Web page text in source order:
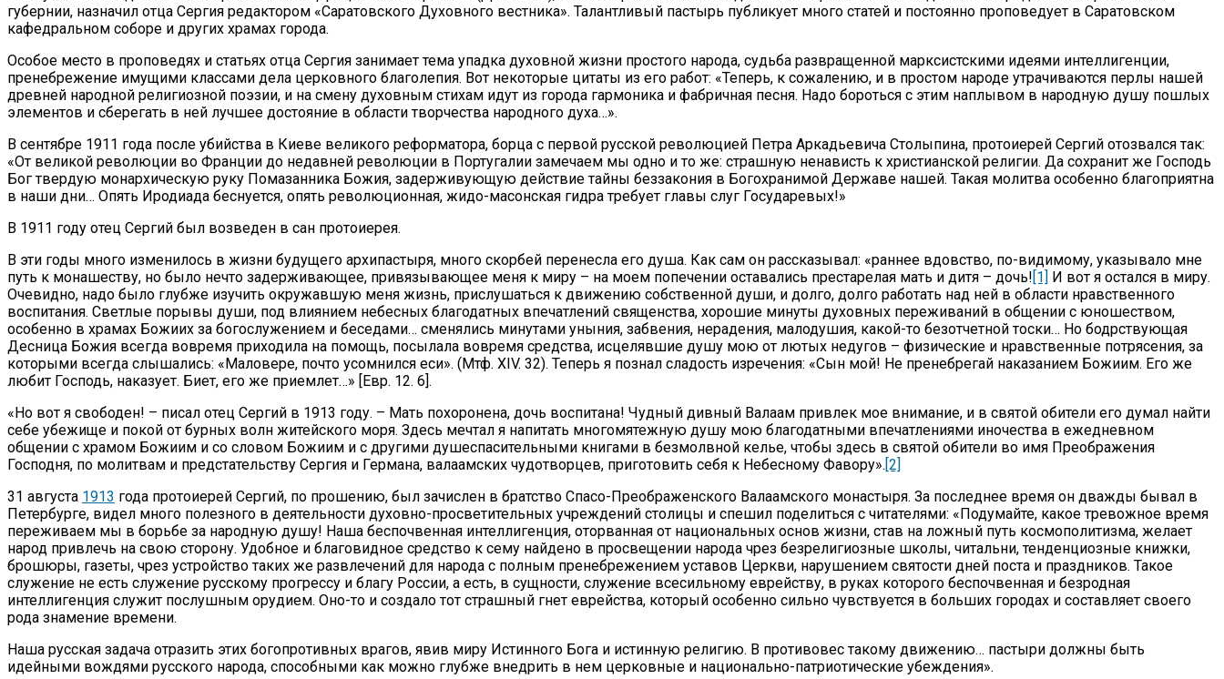
губернии, назначил отца Сергия редактором «Саратовского Духовного вестника». Талантливый пастырь публикует много статей и постоянно проповедует в Саратовском
кафедральном соборе и других храмах города.
Особое место в проповедях и статьях отца Сергия занимает тема упадка духовной жизни простого народа, судьба развращенной марксистскими идеями интеллигенции,
пренебрежение имущими классами дела церковного благолепия. Вот некоторые цитаты из его работ: «Теперь, к сожалению, и в простом народе утрачиваются перлы нашей
древней народной религиозной поэзии, и на смену духовным стихам идут из города гармоника и фабричная песня. Надо бороться с этим наплывом в народную душу пошлых
элементов и сберегать в ней лучшее достояние в области творчества народного духа…».
В сентябре 1911 года после убийства в Киеве великого реформатора, борца с первой русской революцией Петра Аркадьевича Столыпина, протоиерей Сергий отозвался так:
«От великой революции во Франции до недавней революции в Португалии замечаем мы одно и то же: страшную ненависть к христианской религии. Да сохранит же Господь
Бог твердую монархическую руку Помазанника Божия, задерживующую действие тайны беззакония в Богохранимой Державе нашей. Такая молитва особенно благоприятна
в наши дни… Опять Иродиада беснуется, опять революционная, жидо-масонская гидра требует главы слуг Государевых!»
В 1911 году отец Сергий был возведен в сан протоиерея.
В эти годы много изменилось в жизни будущего архипастыря, много скорбей перенесла его душа. Как сам он рассказывал: «раннее вдовство, по-видимому, указывало мне
путь к монашеству, но было нечто задерживающее, привязывающее меня к миру – на моем попечении оставались престарелая мать и дитя – дочь![1] И вот я остался в миру.
Очевидно, надо было глубже изучить окружавшую меня жизнь, прислушаться к движению собственной души, и долго, долго работать над ней в области нравственного
воспитания. Светлые порывы души, под влиянием небесных благодатных впечатлений священства, хорошие минуты духовных переживаний в общении с юношеством,
особенно в храмах Божиих за богослужением и беседами… сменялись минутами уныния, забвения, нерадения, малодушия, какой-то безотчетной тоски… Но бодрствующая
Десница Божия всегда вовремя приходила на помощь, посылала вовремя средства, исцелявшие душу мою от лютых недугов – физические и нравственные потрясения, за
которыми всегда слышались: «Маловере, почто усомнился еси». (Мтф. XIV. 32). Теперь я познал сладость изречения: «Сын мой! Не пренебрегай наказанием Божиим. Его же
любит Господь, наказует. Биет, его же приемлет…» [Евр. 12. 6].
«Но вот я свободен! – писал отец Сергий в 1913 году. – Мать похоронена, дочь воспитана! Чудный дивный Валаам привлек мое внимание, и в святой обители его думал найти
себе убежище и покой от бурных волн житейского моря. Здесь мечтал я напитать многомятежную душу мою благодатными впечатлениями иночества в ежедневном
общении с храмом Божиим и со словом Божиим и с другими душеспасительными книгами в безмолвной келье, чтобы здесь в святой обители во имя Преображения
Господня, по молитвам и предстательству Сергия и Германа, валаамских чудотворцев, приготовить себя к Небесному Фавору».[2]
31 августа 1913 года протоиерей Сергий, по прошению, был зачислен в братство Спасо-Преображенского Валаамского монастыря. За последнее время он дважды бывал в
Петербурге, видел много полезного в деятельности духовно-просветительных учреждений столицы и спешил поделиться с читателями: «Подумайте, какое тревожное время
переживаем мы в борьбе за народную душу! Наша беспочвенная интеллигенция, оторванная от национальных основ жизни, став на ложный путь космополитизма, желает
народ привлечь на свою сторону. Удобное и благовидное средство к сему найдено в просвещении народа чрез безрелигиозные школы, читальни, тенденциозные книжки,
брошюры, газеты, чрез устройство таких же развлечений для народа с полным пренебрежением уставов Церкви, нарушением святости дней поста и праздников. Такое
служение не есть служение русскому прогрессу и благу России, а есть, в сущности, служение всесильному еврейству, в руках которого беспочвенная и безродная
интеллигенция служит послушным орудием. Оно-то и создало тот страшный гнет еврейства, который особенно сильно чувствуется в больших городах и составляет своего
рода знамение времени.
Наша русская задача отразить этих богопротивных врагов, явив миру Истинного Бога и истинную религию. В противовес такому движению… пастыри должны быть
идейными вождями русского народа, способными как можно глубже внедрить в нем церковные и национально-патриотические убеждения».